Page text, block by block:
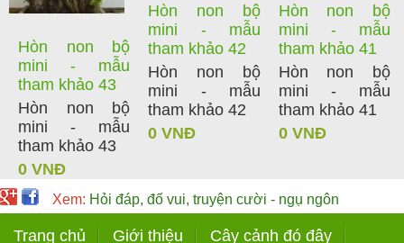
Hòn non bộ
mini - mẫu
tham khảo 43
Hòn non bộ
mini - mẫu
tham khảo 43
0 VNĐ
Hòn non bộ
mini - mẫu
tham khảo 42
Hòn non bộ
mini - mẫu
tham khảo 42
0 VNĐ
Hòn non bộ
mini - mẫu
tham khảo 41
Hòn non bộ
mini - mẫu
tham khảo 41
0 VNĐ
Xem: Hỏi đáp, đố vui, truyện cười - ngụ ngôn
Trang chủ Giới thiệu Cây cảnh đó đây